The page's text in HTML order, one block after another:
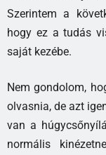
Szerintem a
hogy ez a tudás
saját kezébe.
Nem gondolom,
olvasnia, de azt
van a
normális